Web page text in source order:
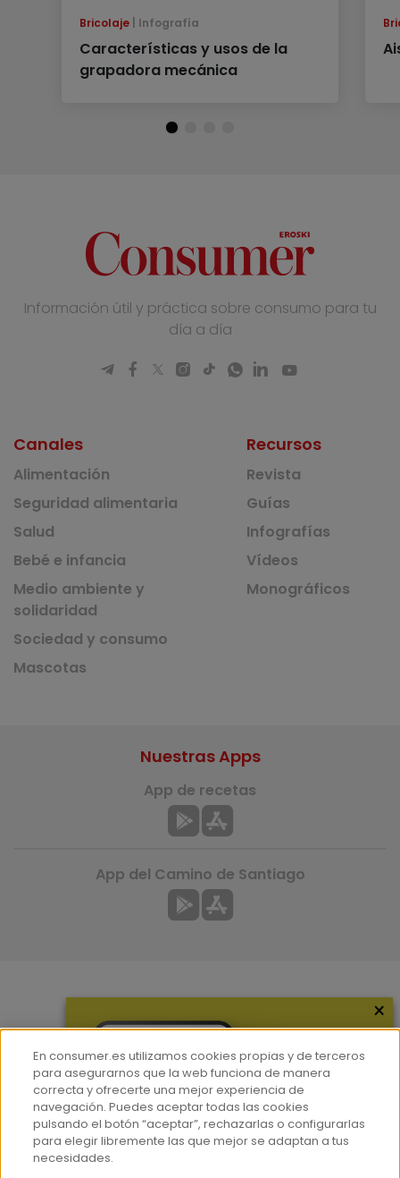
Bricolaje Infografía
Características y usos de la
grapadora mecánica
Información útil y práctica sobre consumo para tu
día a día
Canales
Alimentación
Seguridad alimentaria
Salud
Bebé e infancia
Medio ambiente y
solidaridad
Sociedad y consumo
Mascotas
Recursos
Revista
Guías
Infografías
Vídeos
Monográficos
Hemeroteca
Contacto
Prensa
Corpus Lingüístico Consumer
Nuestras Apps
App de recetas
App del Camino de Santiago
×
En consumer.es utilizamos cookies propias y de terceros
para asegurarnos que la web funciona de manera
correcta y ofrecerte una mejor experiencia de
navegación. Puedes aceptar todas las cookies
pulsando el botón “aceptar”, rechazarlas o configurarlas
para elegir libremente las que mejor se adaptan a tus
necesidades.